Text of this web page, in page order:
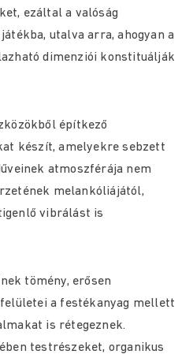
ezáltal a valóság
utalva arra, ahogyan a
dimenziói konstituálják
építkező
készít, amelyekre sebzett
atmoszférája nem
melankóliájától,
vibrálást is
tömény, erősen
a festékanyag mellett
is rétegeznek.
testrészeket, organikus